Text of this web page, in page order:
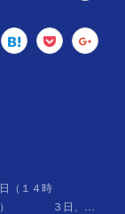
（１４時
） ３日、…